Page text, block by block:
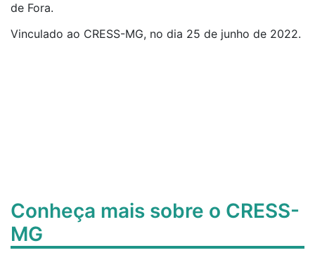
de Fora.
Vinculado ao CRESS-MG, no dia 25 de junho de 2022.
Conheça mais sobre o CRESS-
MG